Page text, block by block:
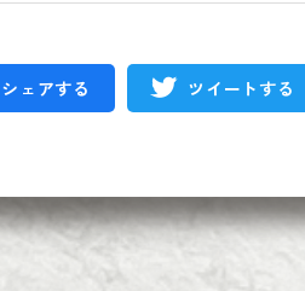
シェアする ツイートする